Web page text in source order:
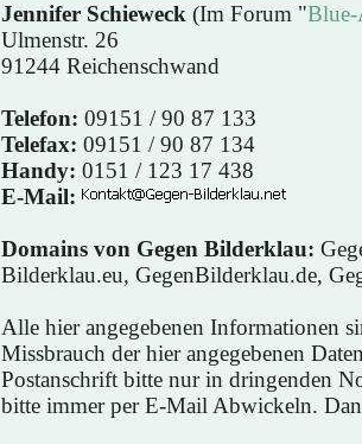
Jennifer Schieweck (Im Forum "
Ulmenstr. 26
91244 Reichenschwand
Telefon: 09151 / 90 87 133
Telefax: 09151 / 90 87 134
Handy: 0151 / 123 17 438
E-Mail:
Domains von Gegen Bilderklau:
Bilderklau.eu, GegenBilderklau.de,
Alle hier angegebenen Informationen
Missbrauch der hier angegebenen
Postanschrift bitte nur in dringenden
bitte immer per E-Mail Abwickeln.